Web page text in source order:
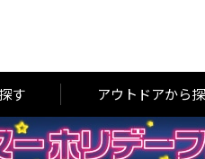
す アウトドアから